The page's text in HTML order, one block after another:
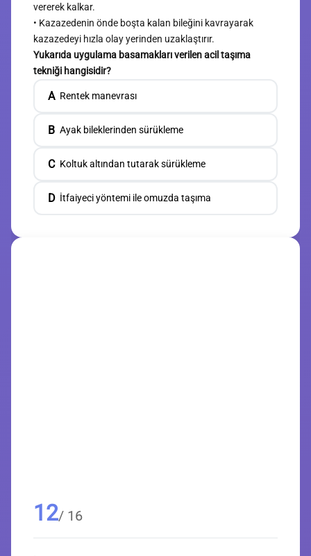
vererek kalkar.
• Kazazedenin önde boşta kalan bileğini kavrayarak
kazazedeyi hızla olay yerinden uzaklaştırır.
Yukarıda uygulama basamakları verilen acil taşıma
tekniği hangisidir?
A Rentek manevrası
B Ayak bileklerinden sürükleme
C Koltuk altından tutarak sürükleme
D İtfaiyeci yöntemi ile omuzda taşıma
12/ 16